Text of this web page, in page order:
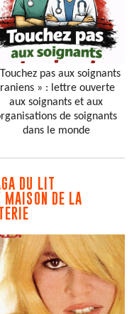
pas aux soignants
» : lettre ouverte
aux soignants et aux
de soignants
dans le monde
DU LIT
MAISON DE LA